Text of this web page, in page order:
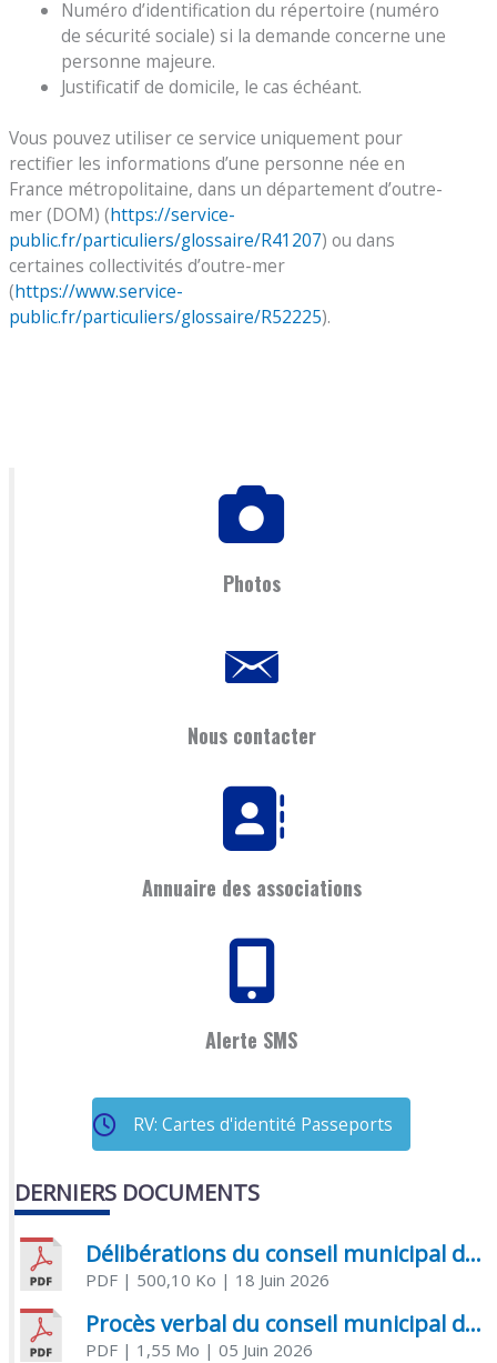
Numéro d’identification du répertoire (numéro
de sécurité sociale) si la demande concerne une
personne majeure.
Justificatif de domicile, le cas échéant.
Vous pouvez utiliser ce service uniquement pour
rectifier les informations d’une personne née en
France métropolitaine, dans un département d’outre-
mer (DOM) (https://service-
public.fr/particuliers/glossaire/R41207) ou dans
certaines collectivités d’outre-mer
(https://www.service-
public.fr/particuliers/glossaire/R52225).
Photos
Nous contacter
Annuaire des associations
Alerte SMS
RV: Cartes d'identité Passeports
DERNIERS DOCUMENTS
Délibérations du conseil municipal du 18 juin 2026
PDF| 500,10 Ko | 18 Juin 2026
Procès verbal du conseil municipal du 05 juin 2026
PDF| 1,55 Mo | 05 Juin 2026